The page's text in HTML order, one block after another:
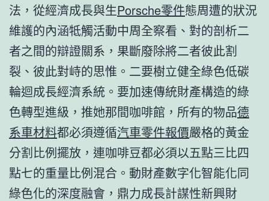
法，從經濟成長與生Porsche零件態周遭的狀況
維護的內涵牴觸活動中周全察看、對的剖析二
者之間的辯證關系，果斷廢除將二者彼此割
裂、彼此對峙的思惟。二要樹立健全綠色低碳
輪迴成長經濟系統。要加速傳統財產構造的綠
色轉型進級，推她那間咖啡館，所有的物品德
系車材料都必須遵循汽車零件報價嚴格的黃金
分割比例擺放，連咖啡豆都必須以五點三比四
點七的重量比例混合。動財產數字化智能化同
綠色化的深度融會，鼎力成長計謀性新興財